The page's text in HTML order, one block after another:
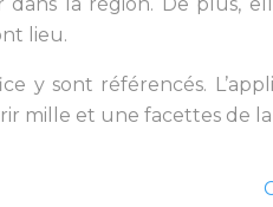
lieu.
y sont référencés.
mille et une facettes de